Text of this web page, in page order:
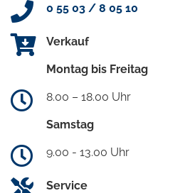
0 55 03 / 8 05 10
Verkauf
Montag bis Freitag
8.00 – 18.00 Uhr
Samstag
9.00 - 13.00 Uhr
Service